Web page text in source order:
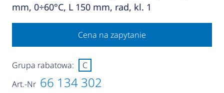
mm, 0÷60°C, L 150 mm, rad, kl. 1
Cena na zapytanie
Art.-Nr 66 134 302
Grupa rabatowa: C